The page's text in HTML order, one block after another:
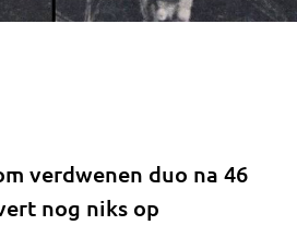
verdwenen duo na 46
nog niks op